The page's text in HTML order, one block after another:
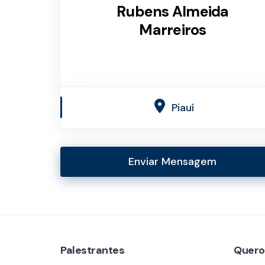
Rubens Almeida
Marreiros
Piauí
Enviar Mensagem
Palestrantes